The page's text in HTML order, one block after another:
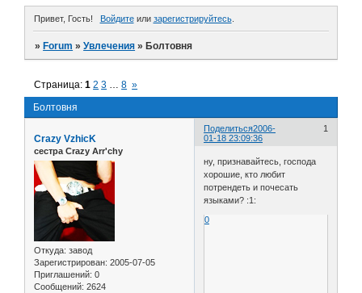
Привет, Гость! Войдитеили зарегистрируйтесь.
»Forum »Увлечения »Болтовня
Болтовня
Страница:1 2 3 … 8 »
Поделиться 1
2006-
01-18 23:09:36
Crazy VzhicK
сестра Crazy Arr'chy
Откуда: завод
Зарегистрирован: 2005-07-05
Приглашений: 0
Сообщений: 2624
ну, признавайтесь, господа
хорошие, кто любит
потрендеть и почесать
языками? :1:
0